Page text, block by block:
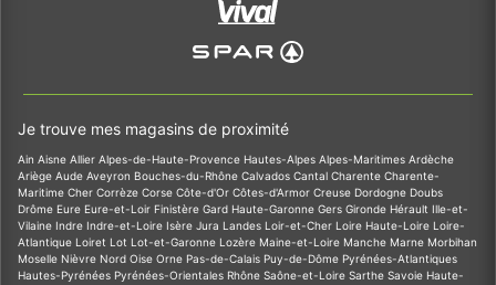
Je trouve mes magasins de proximité
Ain Aisne Allier Alpes-de-Haute-Provence Hautes-Alpes Alpes-Maritimes Ardèche
Ariège Aude Aveyron Bouches-du-Rhône Calvados Cantal Charente Charente-
Maritime Cher Corrèze Corse Côte-d'Or Côtes-d'Armor Creuse Dordogne Doubs
Drôme Eure Eure-et-Loir Finistère Gard Haute-Garonne Gers Gironde Hérault Ille-et-
Vilaine Indre Indre-et-Loire Isère Jura Landes Loir-et-Cher Loire Haute-Loire Loire-
Atlantique Loiret Lot Lot-et-Garonne Lozère Maine-et-Loire Manche Marne Morbihan
Moselle Nièvre Nord Oise Orne Pas-de-Calais Puy-de-Dôme Pyrénées-Atlantiques
Hautes-Pyrénées Pyrénées-Orientales Rhône Saône-et-Loire Sarthe Savoie Haute-